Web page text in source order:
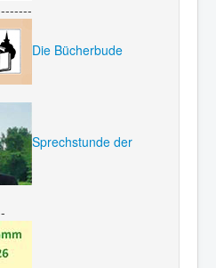
Die Bücherbude
Sprechstunde der